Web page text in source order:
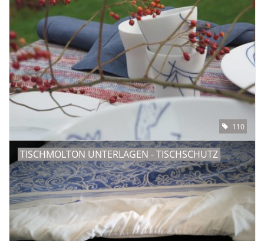
Geschenkideen und
Gutscheine
Accessoires Spa
Angebote
Geprüfter Webshop
Über uns
Vertrag widerrufen
110
TISCHMOLTON UNTERLAGEN - TISCHSCHUTZ